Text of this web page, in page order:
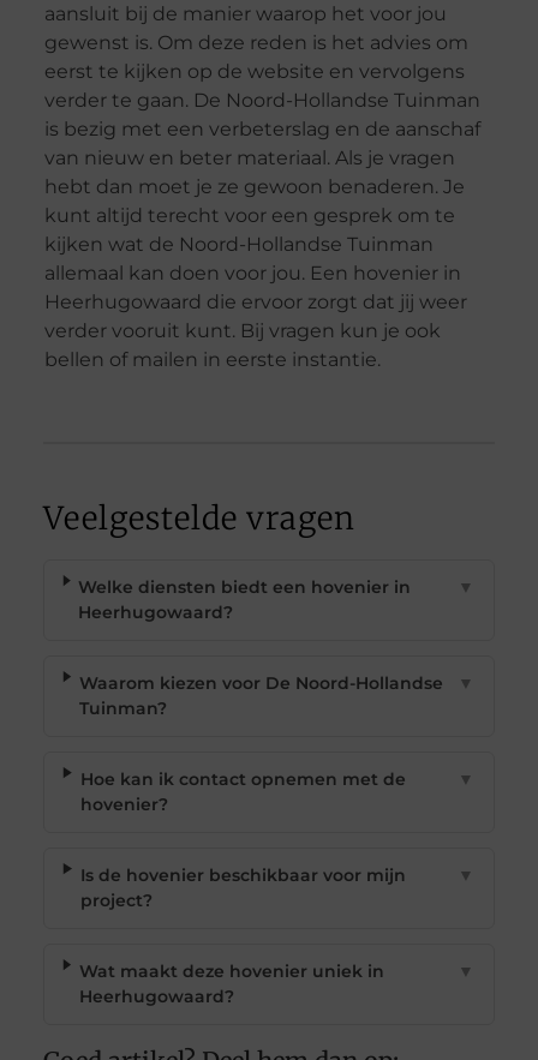
aansluit bij de manier waarop het voor jou
gewenst is. Om deze reden is het advies om
eerst te kijken op de website en vervolgens
verder te gaan. De Noord-Hollandse Tuinman
is bezig met een verbeterslag en de aanschaf
van nieuw en beter materiaal. Als je vragen
hebt dan moet je ze gewoon benaderen. Je
kunt altijd terecht voor een gesprek om te
kijken wat de Noord-Hollandse Tuinman
allemaal kan doen voor jou. Een hovenier in
Heerhugowaard die ervoor zorgt dat jij weer
verder vooruit kunt. Bij vragen kun je ook
bellen of mailen in eerste instantie.
Veelgestelde vragen
Welke diensten biedt een hovenier in
Heerhugowaard?
▼
Waarom kiezen voor De Noord-Hollandse
Tuinman?
▼
Hoe kan ik contact opnemen met de
hovenier?
▼
Is de hovenier beschikbaar voor mijn
project?
▼
Wat maakt deze hovenier uniek in
Heerhugowaard?
▼